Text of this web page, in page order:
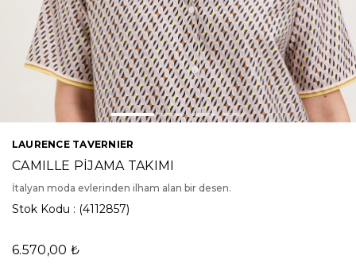
LAURENCE TAVERNIER
CAMILLE PİJAMA TAKIMI
İtalyan moda evlerinden ilham alan bir desen.
Stok Kodu (4112857)
6.570,00 ₺